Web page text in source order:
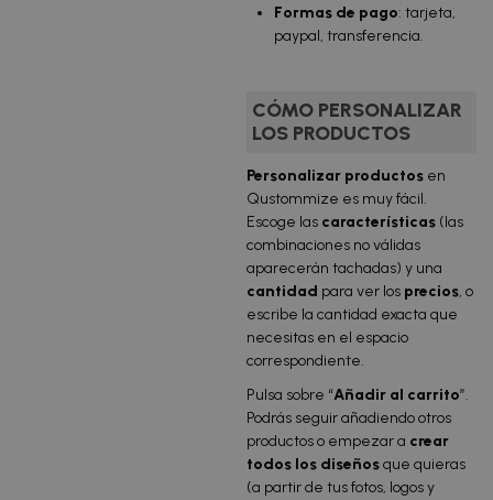
Formas de pago: tarjeta,
paypal, transferencia.
CÓMO PERSONALIZAR
LOS PRODUCTOS
Personalizar productos en
Qustommize es muy fácil.
Escoge las características (las
combinaciones no válidas
aparecerán tachadas) y una
cantidad para ver los precios, o
escribe la cantidad exacta que
necesitas en el espacio
correspondiente.
Pulsa sobre “Añadir al carrito”.
Podrás seguir añadiendo otros
productos o empezar a crear
todos los diseñosque quieras
(a partir de tus fotos, logos y